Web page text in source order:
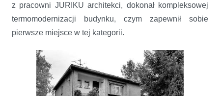
z pracowni JURIKU architekci, dokonał kompleksowej
termomodernizacji budynku, czym zapewnił sobie
pierwsze miejsce w tej kategorii.